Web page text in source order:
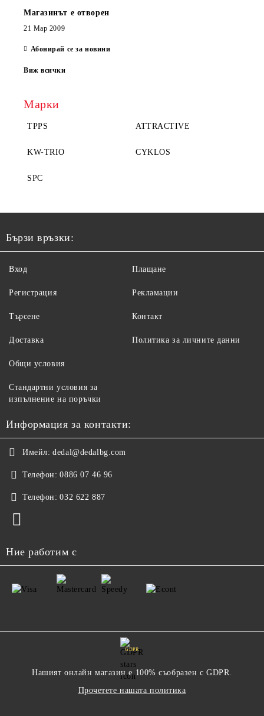
Магазинът е отворен
21 Мар 2009
Абонирай се за новини
Виж всички
Марки
TPPS ATTRACTIVE
KW-TRIO CYKLOS
SPC
Бързи връзки:
Вход
Регистрация
Търсене
Доставка
Плащане
Рекламации
Контакт
Политика за личните данни
Общи условия
Стандартни условия за
изпълнение на поръчки
Информация за контакти:
Имейл: dedal@dedalbg.com
Телефон: 0886 07 46 96
Телефон: 032 622 887
Ние работим с
GDPR
Нашият онлайн магазин е 100% съобразен с GDPR.
Прочетете нашата политика